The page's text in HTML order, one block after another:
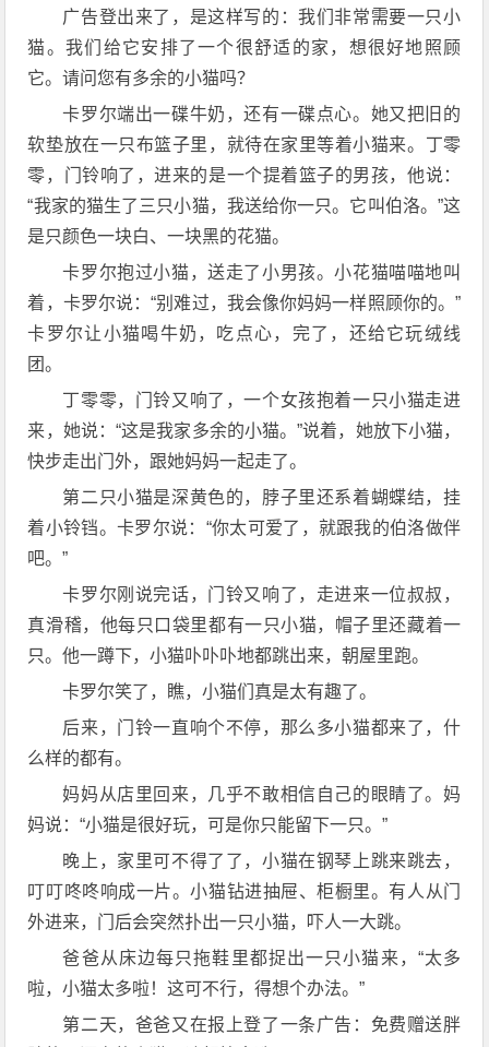
广告登出来了，是这样写的：我们非常需要一只小
猫。我们给它安排了一个很舒适的家，想很好地照顾
它。请问您有多余的小猫吗？
卡罗尔端出一碟牛奶，还有一碟点心。她又把旧的
软垫放在一只布篮子里，就待在家里等着小猫来。丁零
零，门铃响了，进来的是一个提着篮子的男孩，他说：
“我家的猫生了三只小猫，我送给你一只。它叫伯洛。”这
是只颜色一块白、一块黑的花猫。
卡罗尔抱过小猫，送走了小男孩。小花猫喵喵地叫
着，卡罗尔说：“别难过，我会像你妈妈一样照顾你的。”
卡罗尔让小猫喝牛奶，吃点心，完了，还给它玩绒线
团。
丁零零，门铃又响了，一个女孩抱着一只小猫走进
来，她说：“这是我家多余的小猫。”说着，她放下小猫，
快步走出门外，跟她妈妈一起走了。
第二只小猫是深黄色的，脖子里还系着蝴蝶结，挂
着小铃铛。卡罗尔说：“你太可爱了，就跟我的伯洛做伴
吧。”
卡罗尔刚说完话，门铃又响了，走进来一位叔叔，
真滑稽，他每只口袋里都有一只小猫，帽子里还藏着一
只。他一蹲下，小猫卟卟卟地都跳出来，朝屋里跑。
卡罗尔笑了，瞧，小猫们真是太有趣了。
后来，门铃一直响个不停，那么多小猫都来了，什
么样的都有。
妈妈从店里回来，几乎不敢相信自己的眼睛了。妈
妈说：“小猫是很好玩，可是你只能留下一只。”
晚上，家里可不得了了，小猫在钢琴上跳来跳去，
叮叮咚咚响成一片。小猫钻进抽屉、柜橱里。有人从门
外进来，门后会突然扑出一只小猫，吓人一大跳。
爸爸从床边每只拖鞋里都捉出一只小猫来，“太多
啦，小猫太多啦！这可不行，得想个办法。”
第二天，爸爸又在报上登了一条广告：免费赠送胖